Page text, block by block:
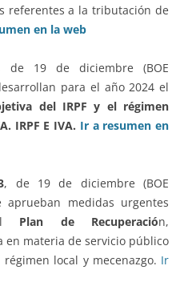
referentes a la tributación de
en la web
de 19 de diciembre (BOE
para el año 2024 el
del IRPF y el régimen
IRPF E IVA. Ir a resumen en
, de 19 de diciembre (BOE
medidas urgentes
Plan de Recuperación,
en materia de servicio público
local y mecenazgo. Ir